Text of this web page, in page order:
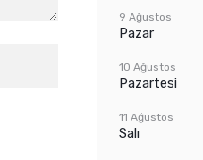
9 Ağustos
Pazar
10 Ağustos
Pazartesi
11 Ağustos
Salı